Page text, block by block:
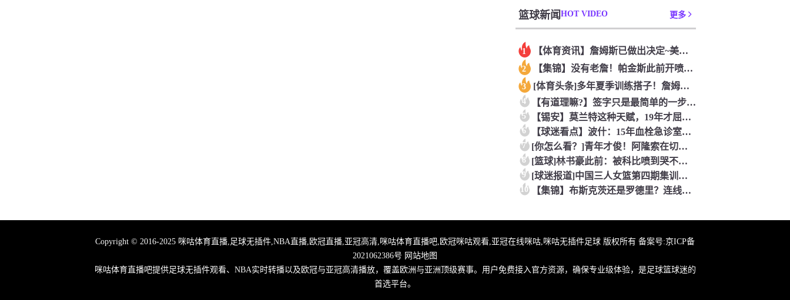
篮球新闻 HOT VIDEO 更多
1 【体育资讯】詹姆斯已做出决定~美记：NBA预计会如期公布新赛
2 【集锦】没有老詹！帕金斯此前开喷：湖人靠东契奇和里夫斯没人会
3 [体育头条]多年夏季训练搭子！詹姆斯此前已经和马克西一同训练
4 【有道理嘛?】签字只是最简单的一步！米兰继续补充生力军！
5 【锡安】莫兰特这种天赋，19年才屈居第二，原来是出了锡安这个
6 【球迷看点】波什：15年血栓急诊室吸氧看到球队交易，我仍想复
7 [你怎么看？]青年才俊！阿隆索在切尔西上任后的第七堂训练课！
8 [篮球]林书豪此前：被科比喷到哭不是真的，但我和他曾五个月没
9 [球迷报道]中国三人女篮第四期集训开启 全力备战亚运会&奥运
10 【集锦】布斯克茨还是罗德里？连线博斯克：大师的选择会是谁？
Copyright © 2016-2025 咪咕体育直播,足球无插件,NBA直播,欧冠直播,亚冠高清,咪咕体育直播吧,欧冠咪咕观看,亚冠在线咪咕,咪咕无插件足球 版权所有 备案号:京ICP备
2021062386号 网站地图
咪咕体育直播吧提供足球无插件观看、NBA实时转播以及欧冠与亚冠高清播放，覆盖欧洲与亚洲顶级赛事。用户免费接入官方资源，确保专业级体验，是足球篮球迷的
首选平台。